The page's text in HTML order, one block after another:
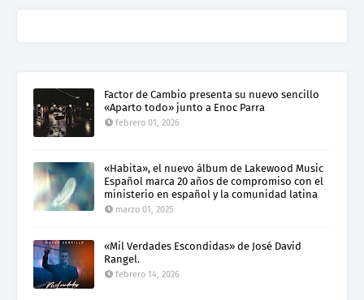
Factor de Cambio presenta su nuevo sencillo
«Aparto todo» junto a Enoc Parra
febrero 01, 2026
«Habita», el nuevo álbum de Lakewood Music
Español marca 20 años de compromiso con el
ministerio en español y la comunidad latina
marzo 01, 2025
«Mil Verdades Escondidas» de José David
Rangel.
febrero 14, 2026